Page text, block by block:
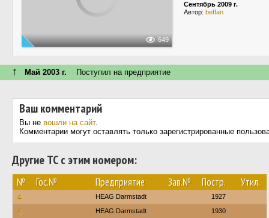
649
Сентябрь 2009 г.
Автор: beffan
↑ Май 2003 г. Поступил на предприятие
Ваш комментарий
Вы не вошли на сайт.
Комментарии могут оставлять только зарегистрированные
Другие ТС с этим номером:
№ Гос.№ Предприятие Зав.№ Постр. Утил.
4 HEAG Darmstadt 1927
4 HEAG Darmstadt 1930